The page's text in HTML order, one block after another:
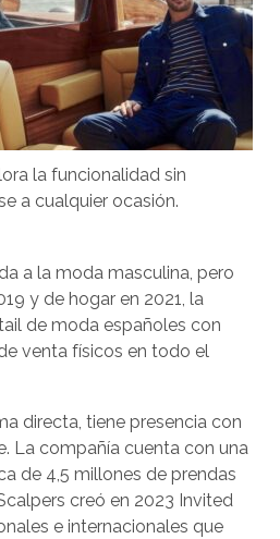
la funcionalidad sin
a cualquier ocasión.
a la moda masculina, pero
y de hogar en 2021, la
de moda españoles con
venta físicos en todo el
directa, tiene presencia con
La compañía cuenta con una
de 4,5 millones de prendas
creó en 2023 Invited
e internacionales que